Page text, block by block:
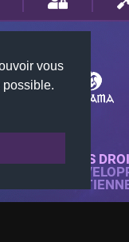
vous
TOUS